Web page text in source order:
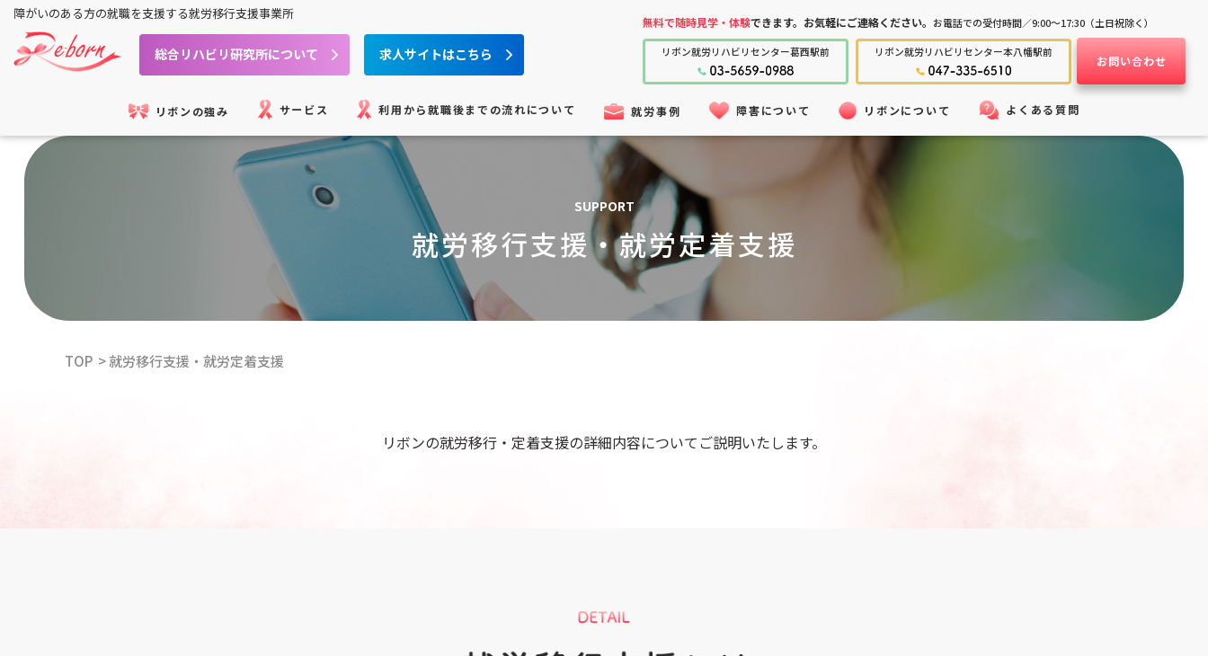
障がいのある方の就職を支援する就労移行支援事業所
総合リハビリ研究所について 求人サイトはこちら
無料で随時見学・体験できます。お気軽にご連絡ください。お電話での受付時間／9:00～17:30（土日祝除く）
リボン就労リハビリセンター葛西駅前 リボン就労リハビリセンター本八幡駅前
お問い合わせ
リボンの強み サービス 利用から就職後までの流れについて 就労事例 障害について リボンについて よくある質問
SUPPORT
就労移行支援・就労定着支援
TOP 就労移行支援・就労定着支援
リボンの就労移行・定着支援の詳細内容についてご説明いたします。